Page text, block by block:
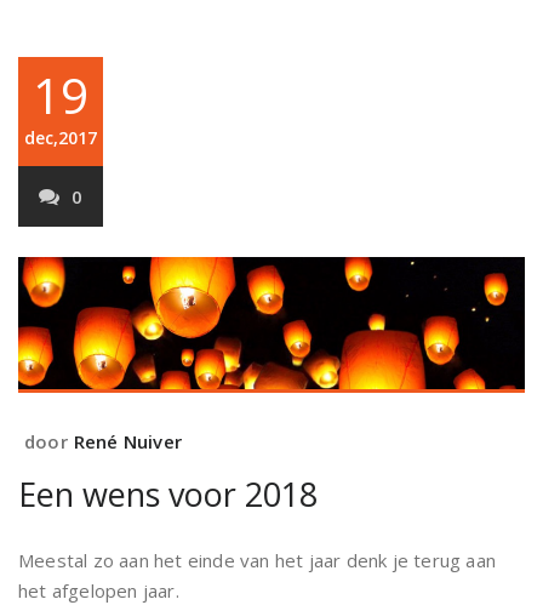
19
dec,2017
0
door René Nuiver
Een wens voor 2018
Meestal zo aan het einde van het jaar denk je terug aan
het afgelopen jaar.